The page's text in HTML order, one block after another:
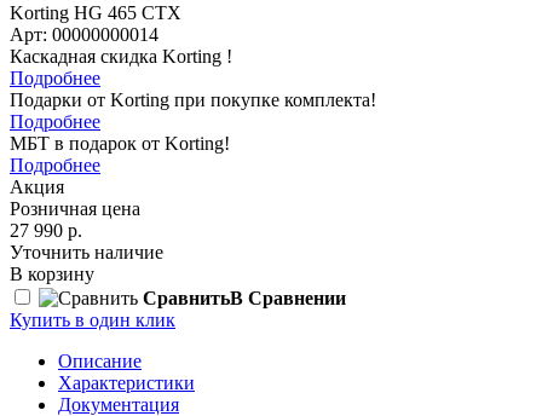
Korting HG 465 CTX
Арт: 00000000014
Каскадная скидка Korting !
Подробнее
Подарки от Korting при покупке комплекта!
Подробнее
МБТ в подарок от Korting!
Подробнее
Акция
Розничная цена
27 990 р.
Уточнить наличие
В корзину
СравнитьВ Сравнении
Купить в один клик
Описание
Характеристики
Документация